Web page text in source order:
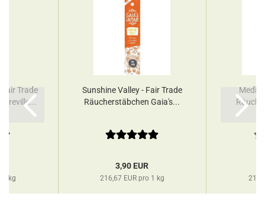
Trade
1 kg
Sunshine Valley - Fair Trade
Räucherstäbchen Gaia's...
3,90 EUR
216,67 EUR pro 1 kg